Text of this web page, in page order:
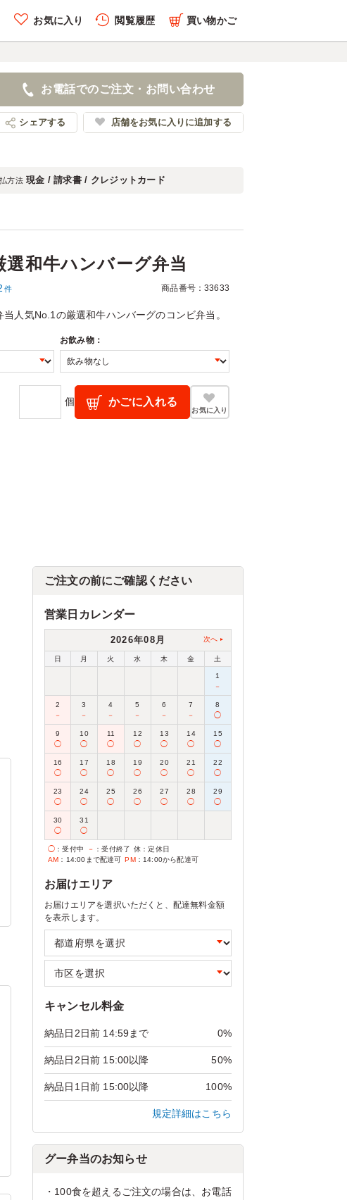
お気に入り 閲覧履歴
履歴を全件削除する
名：グー弁当
買い物かご
お電話でのご注文・お問い合わせ
シェアする 店舗をお気に入りに追加する
方法 現金 / 請求書 / クレジットカード
和牛ハンバーグ弁当
件 商品番号：33633
人気No.1の厳選和牛ハンバーグのコンビ弁当。
お飲み物：
個 かごに入れる
お気に入り
ご注文の前にご確認ください
営業日カレンダー
2026年08月 次へ
日 月 火 水 木 金 土
1
－
2
－
3
－
4
－
5
－
6
－
7
－
8
◯
9
◯
10
◯
11
◯
12
◯
13
◯
14
◯
15
◯
16
◯
17
◯
18
◯
19
◯
20
◯
21
◯
22
◯
23
◯
24
◯
25
◯
26
◯
27
◯
28
◯
29
◯
30
◯
31
◯
◯ ：受付中 － ：受付終了 休 ：定休日
AM ：14:00まで配達可 PM：14:00から配達可
お届けエリア
お届けエリアを選択いただくと、配達無料金額
を表示します。
キャンセル料金
納品日2日前 14:59まで 0%
納品日2日前 15:00以降 50%
納品日1日前 15:00以降 100%
規定詳細はこちら
グー弁当のお知らせ
・100食を超えるご注文の場合は、お電話